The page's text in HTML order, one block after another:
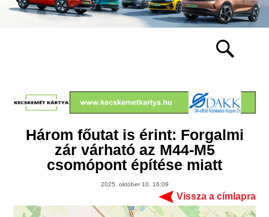
Három főutat is érint: Forgalmi
zár várható az M44-M5
csomópont építése miatt
2025. október 10. 16:09
Vissza a címlapra